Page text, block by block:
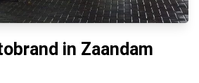
in Zaandam